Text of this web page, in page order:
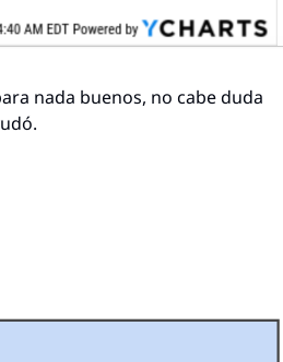
nada buenos, no cabe duda